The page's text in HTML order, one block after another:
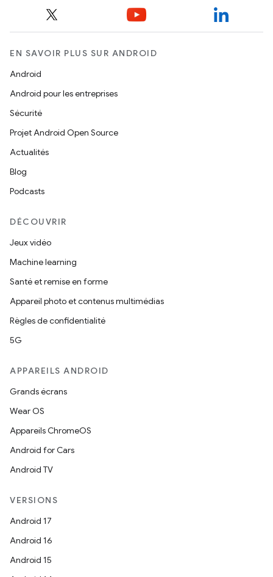
EN SAVOIR PLUS SUR ANDROID
Android
Android pour les entreprises
Sécurité
Projet Android Open Source
Actualités
Blog
Podcasts
DÉCOUVRIR
Jeux vidéo
Machine learning
Santé et remise en forme
Appareil photo et contenus multimédias
Règles de confidentialité
5G
APPAREILS ANDROID
Grands écrans
Wear OS
Appareils ChromeOS
Android for Cars
Android TV
VERSIONS
Android 17
Android 16
Android 15